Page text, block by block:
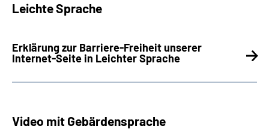
Leichte Sprache
Erklärung zur Barriere-Freiheit unserer
Internet-Seite in Leichter Sprache
Video mit Gebärdensprache